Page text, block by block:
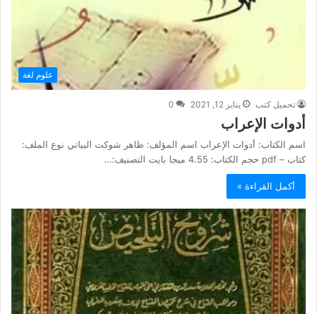
علوم لغة
تحميل كتب يناير 12, 2021 0
أدوات الإعراب
اسم الكتاب: أدوات الإعراب اسم المؤلف: ظاهر شوكت البياتي نوع الملف:
كتاب – pdf حجم الكتاب: 4.55 ميجا بايت التصنيف:…
أكمل القراءة »